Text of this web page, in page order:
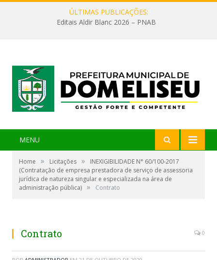
ÚLTIMAS PUBLICAÇÕES:
Editais Aldir Blanc 2026 – PNAB
MENU
Home » Licitações »
INEXIGIBILIDADE N° 60/100-2017
(Contratação de empresa prestadora de serviço de assessoria
jurídica de natureza singular e especializada na área de
administração pública) » Contrato
Contrato 0